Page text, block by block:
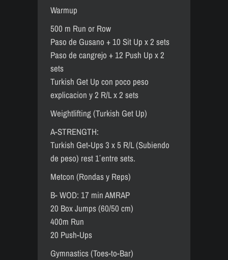
Warmup
500 m Run or Row
Paso de Gusano + 10 Sit Up x 2 sets
Paso de cangrejo + 12 Push Up x 2
sets
Turkish Get Up con poco peso
explicacion y 2 R/L x 2 sets
Weightlifting (Turkish Get Up)
A-STRENGTH:
Turkish Get-Ups 3 x 5 R/L (Subiendo
de peso) rest 1´ entre sets.
Metcon (Rondas y Reps)
B- WOD: 17 min AMRAP
20 Box Jumps (60/50 cm)
400m Run
20 Push-Ups
Gymnastics (Toes-to-Bar)